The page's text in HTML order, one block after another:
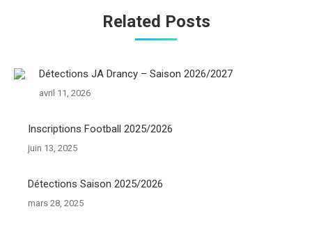
Related Posts
Détections JA Drancy – Saison 2026/2027
avril 11, 2026
Inscriptions Football 2025/2026
juin 13, 2025
Détections Saison 2025/2026
mars 28, 2025